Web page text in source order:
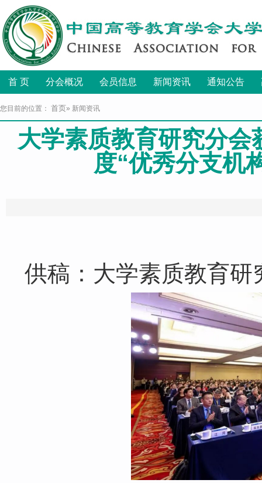
首 页 分会概况 会员信息 新闻资讯 通知公告
您目前的位置： 首页» 新闻资讯
大学素质教育研究分
度“优秀分支机
供稿：大学素质教育